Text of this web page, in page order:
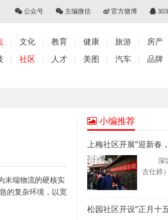
官方微博
主编微信
公众号
文化 教育 健康 旅游 房产
社区 人才 美图 汽车 品牌
末端物流的硬核实
的复杂环境，以宽
小编推荐
上梅社区开展“迎新春
深圳
古仕婷